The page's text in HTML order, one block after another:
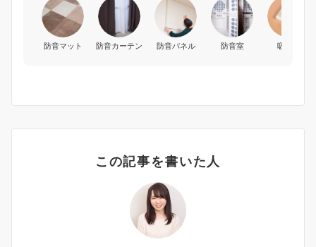
防音マット 防音カーテン 防音パネル 防音室 吸音材
この記事を書いた人